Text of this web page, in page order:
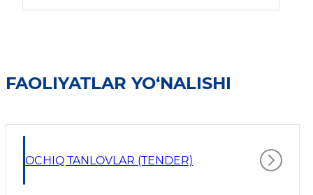
FAOLIYATLAR YO‘NALISHI
OCHIQ TANLOVLAR (TENDER)